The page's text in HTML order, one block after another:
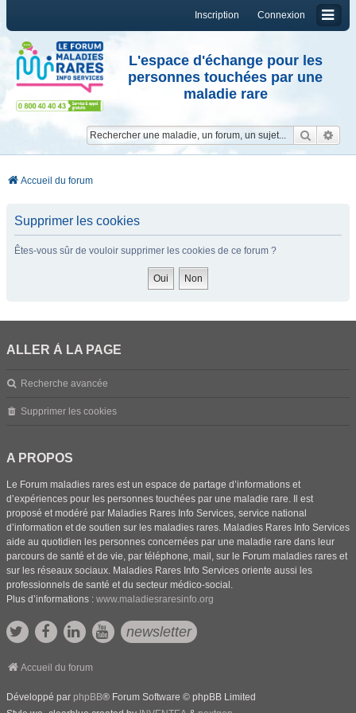
Connexion
Inscription
L'espace d'échange pour les
personnes touchées par une
maladie rare
Accueil du forum
Supprimer les cookies
Êtes-vous sûr de vouloir supprimer les cookies de ce forum ?
ALLER À LA PAGE
Recherche avancée
Supprimer les cookies
A PROPOS
Le Forum maladies rares est un espace de partage d’informations et
d’expériences pour les personnes touchées par une maladie rare. Il est
proposé et modéré par Maladies Rares Info Services, service national
d’information et de soutien sur les maladies rares. Maladies Rares Info Services
aide au quotidien les personnes concernées par une maladie rare dans leur
parcours de santé et de vie, par téléphone, mail, sur le Forum maladies rares et
sur les réseaux sociaux. Maladies Rares Info Services oriente aussi les
professionnels de santé et du secteur médico-social.
Plus d’informations : www.maladiesraresinfo.org
newsletter
Accueil du forum
Développé par phpBB® Forum Software © phpBB Limited